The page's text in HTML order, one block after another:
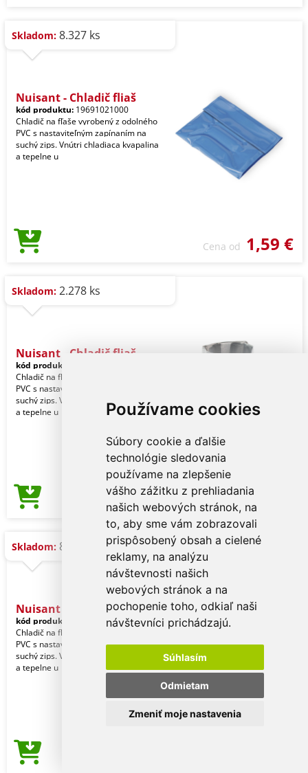
Používame cookies
Súbory cookie a ďalšie
technológie sledovania
používame na zlepšenie
vášho zážitku z prehliadania
našich webových stránok, na
to, aby sme vám zobrazovali
prispôsobený obsah a cielené
reklamy, na analýzu
návštevnosti našich
webových stránok a na
pochopenie toho, odkiaľ naši
návštevníci prichádzajú.
Súhlasím
Odmietam
Zmeniť moje nastavenia
Skladom: 8.327 ks
Nuisant - Chladič fliaš
kód produktu: 19691021000
Chladič na fľaše vyrobený z odolného
PVC s nastaviteľným zapínaním na
suchý zips. Vnútri chladiaca kvapalina
a tepelne u
Cena od 1,59 €
Skladom: 2.278 ks
Nuisant - Chladič fliaš
kód produktu:
Chladič na fľaše vyrobený z odolného
PVC s nastaviteľným zapínaním na
suchý zips. Vnútri chladiaca kvapalina
a tepelne u
Cena od1,59 €
Skladom: 8.822 ks
Nuisant - Chladič fliaš
kód produktu:
19691003000
Chladič na fľaše vyrobený z odolného
PVC s nastaviteľným zapínaním na
suchý zips. Vnútri chladiaca kvapalina
a tepelne u